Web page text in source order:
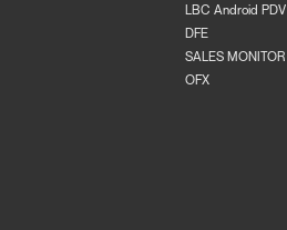
LBC Android PDV
DFE
SALES MONITOR
OFX